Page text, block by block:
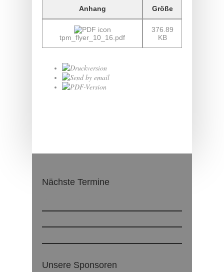
Anhang
Größe
tpm_flyer_10_16.pdf
376.89
KB
Nächste Termine
Unsere Sponsoren